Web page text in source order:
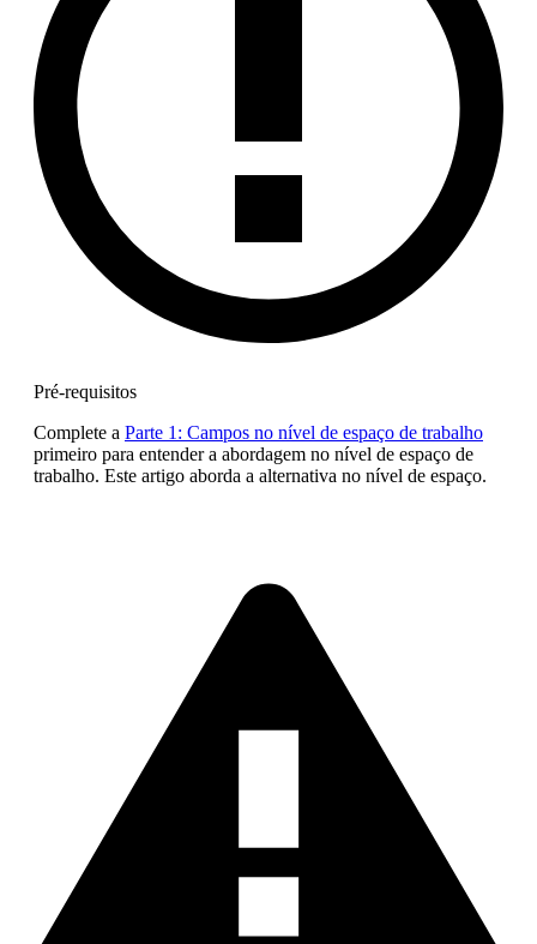
Pré-requisitos
Complete a Parte 1: Campos no nível de espaço de trabalho
primeiro para entender a abordagem no nível de espaço de
trabalho. Este artigo aborda a alternativa no nível de espaço.